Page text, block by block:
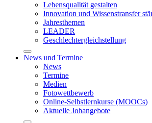
Lebensqualität gestalten
Innovation und Wissenstransfer
Jahresthemen
LEADER
Geschlechtergleichstellung
News und Termine
News
Termine
Medien
Fotowettbewerb
Online-Selbstlernkurse (MOOCs)
Aktuelle Jobangebote